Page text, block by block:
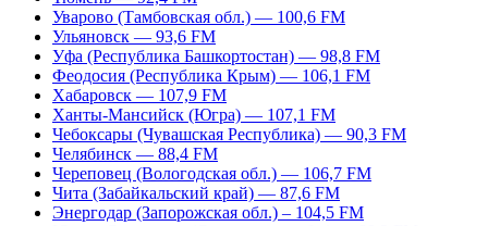
Уварово (Тамбовская обл.) — 100,6 FM
Ульяновск — 93,6 FM
Уфа (Республика Башкортостан) — 98,8 FM
Феодосия (Республика Крым) — 106,1 FM
Хабаровск — 107,9 FM
Ханты-Мансийск (Югра) — 107,1 FM
Чебоксары (Чувашская Республика) — 90,3 FM
Челябинск — 88,4 FM
Череповец (Вологодская обл.) — 106,7 FM
Чита (Забайкальский край) — 87,6 FM
Энергодар (Запорожская обл.) – 104,5 FM